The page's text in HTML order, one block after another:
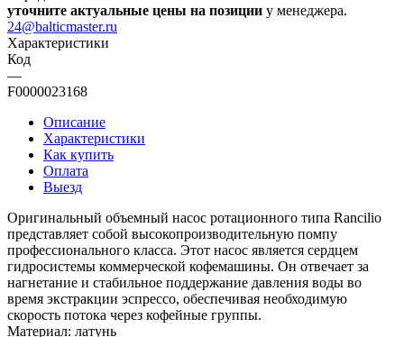
уточните актуальные цены на позиции у менеджера.
24@balticmaster.ru
Характеристики
Код
—
F0000023168
Описание
Характеристики
Как купить
Оплата
Выезд
Оригинальный объемный насос ротационного типа Rancilio
представляет собой высокопроизводительную помпу
профессионального класса. Этот насос является сердцем
гидросистемы коммерческой кофемашины. Он отвечает за
нагнетание и стабильное поддержание давления воды во
время экстракции эспрессо, обеспечивая необходимую
скорость потока через кофейные группы.
Материал: латунь